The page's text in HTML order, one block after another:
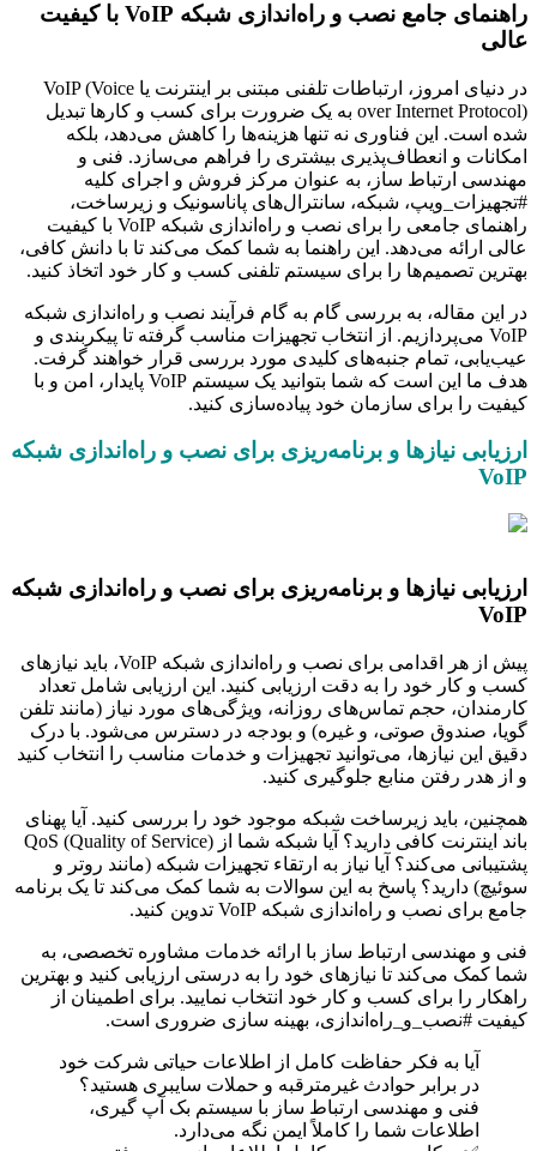
راهنمای جامع نصب و راه‌اندازی شبکه VoIP با کیفیت
عالی
در دنیای امروز، ارتباطات تلفنی مبتنی بر اینترنت یا VoIP (Voice
over Internet Protocol) به یک ضرورت برای کسب و کارها تبدیل
شده است. این فناوری نه تنها هزینه‌ها را کاهش می‌دهد، بلکه
امکانات و انعطاف‌پذیری بیشتری را فراهم می‌سازد. فنی و
مهندسی ارتباط ساز، به عنوان مرکز فروش و اجرای کلیه
#تجهیزات_ویپ، شبکه، سانترال‌های پاناسونیک و زیرساخت،
راهنمای جامعی را برای نصب و راه‌اندازی شبکه VoIP با کیفیت
عالی ارائه می‌دهد. این راهنما به شما کمک می‌کند تا با دانش کافی،
بهترین تصمیم‌ها را برای سیستم تلفنی کسب و کار خود اتخاذ کنید.
در این مقاله، به بررسی گام به گام فرآیند نصب و راه‌اندازی شبکه
VoIP می‌پردازیم. از انتخاب تجهیزات مناسب گرفته تا پیکربندی و
عیب‌یابی، تمام جنبه‌های کلیدی مورد بررسی قرار خواهند گرفت.
هدف ما این است که شما بتوانید یک سیستم VoIP پایدار، امن و با
کیفیت را برای سازمان خود پیاده‌سازی کنید.
ارزیابی نیازها و برنامه‌ریزی برای نصب و راه‌اندازی شبکه
VoIP
ارزیابی نیازها و برنامه‌ریزی برای نصب و راه‌اندازی شبکه
VoIP
پیش از هر اقدامی برای نصب و راه‌اندازی شبکه VoIP، باید نیازهای
کسب و کار خود را به دقت ارزیابی کنید. این ارزیابی شامل تعداد
کارمندان، حجم تماس‌های روزانه، ویژگی‌های مورد نیاز (مانند تلفن
گویا، صندوق صوتی، و غیره) و بودجه در دسترس می‌شود. با درک
دقیق این نیازها، می‌توانید تجهیزات و خدمات مناسب را انتخاب کنید
و از هدر رفتن منابع جلوگیری کنید.
همچنین، باید زیرساخت شبکه موجود خود را بررسی کنید. آیا پهنای
باند اینترنت کافی دارید؟ آیا شبکه شما از QoS (Quality of Service)
پشتیبانی می‌کند؟ آیا نیاز به ارتقاء تجهیزات شبکه (مانند روتر و
سوئیچ) دارید؟ پاسخ به این سوالات به شما کمک می‌کند تا یک برنامه
جامع برای نصب و راه‌اندازی شبکه VoIP تدوین کنید.
فنی و مهندسی ارتباط ساز با ارائه خدمات مشاوره تخصصی، به
شما کمک می‌کند تا نیازهای خود را به درستی ارزیابی کنید و بهترین
راهکار را برای کسب و کار خود انتخاب نمایید. برای اطمینان از
کیفیت #نصب_و_راه‌اندازی، بهینه سازی ضروری است.
آیا به فکر حفاظت کامل از اطلاعات حیاتی شرکت خود
در برابر حوادث غیرمترقبه و حملات سایبری هستید؟
فنی و مهندسی ارتباط ساز با سیستم بک آپ گیری،
اطلاعات شما را کاملاً ایمن نگه می‌دارد.